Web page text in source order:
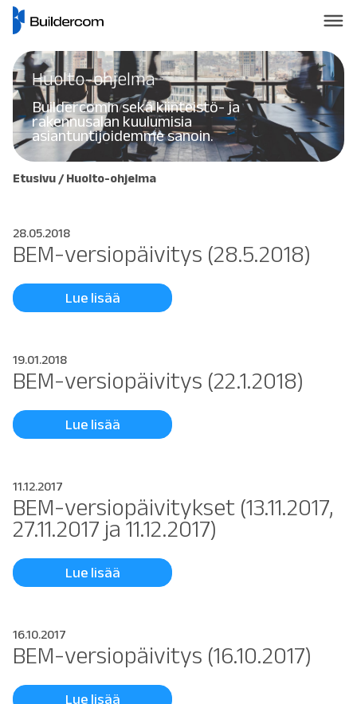
Huolto-ohjelma
Buildercomin sekä kiinteistö- ja
rakennusalan kuulumisia
asiantuntijoidemme sanoin.
Etusivu /Huolto-ohjelma
28.05.2018
BEM-versiopäivitys (28.5.2018)
Lue lisää
19.01.2018
BEM-versiopäivitys (22.1.2018)
Lue lisää
11.12.2017
BEM-versiopäivitykset (13.11.2017,
27.11.2017 ja 11.12.2017)
Lue lisää
16.10.2017
BEM-versiopäivitys (16.10.2017)
Lue lisää